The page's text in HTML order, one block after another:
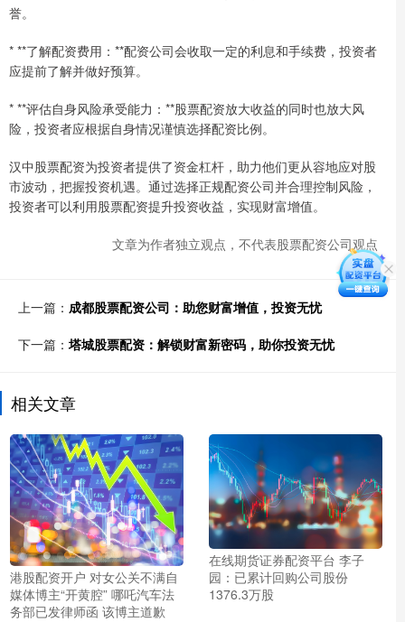
誉。
* **了解配资费用：**配资公司会收取一定的利息和手续费，投资者
应提前了解并做好预算。
* **评估自身风险承受能力：**股票配资放大收益的同时也放大风
险，投资者应根据自身情况谨慎选择配资比例。
汉中股票配资为投资者提供了资金杠杆，助力他们更从容地应对股
市波动，把握投资机遇。通过选择正规配资公司并合理控制风险，
投资者可以利用股票配资提升投资收益，实现财富增值。
文章为作者独立观点，不代表股票配资公司观点
上一篇： 成都股票配资公司：助您财富增值，投资无忧
下一篇： 塔城股票配资：解锁财富新密码，助你投资无忧
相关文章
港股配资开户 对女公关不满自
媒体博主“开黄腔” 哪吒汽车法
务部已发律师函 该博主道歉
在线期货证券配资平台 李子
园：已累计回购公司股份
1376.3万股